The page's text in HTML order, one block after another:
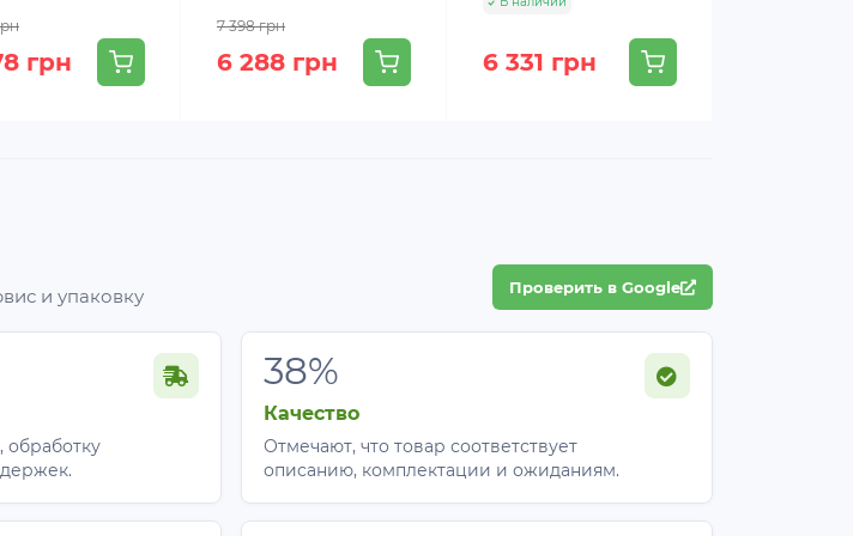
или ополосните полотно в чистой воде.
солнечных лучей во время сушки).
в сухом, темном месте, защищенном от грызунов.
грн
7 398 грн
6 288 грн 6 331 грн
и упаковку Проверить в Google
38%
Качество
Отмечают, что товар соответствует
описанию, комплектации и ожиданиям.